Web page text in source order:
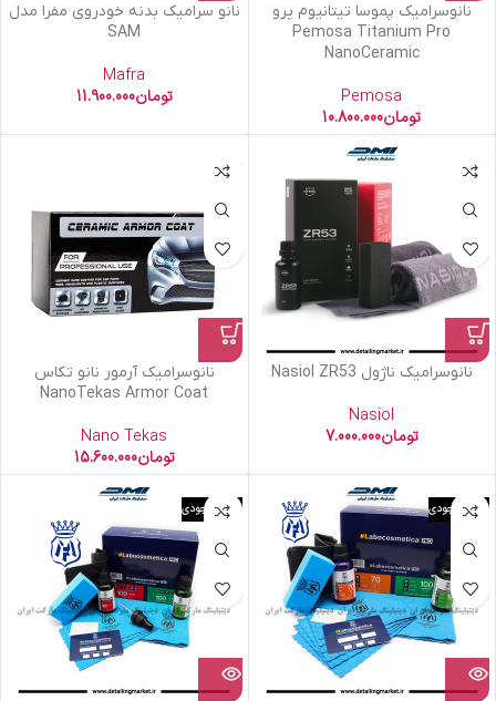
نانوسرامیک پموسا تیتانیوم پرو
Pemosa Titanium Pro
NanoCeramic
Pemosa
تومان10.800.000
نانو سرامیک بدنه خودروی مفرا مدل
SAM
Mafra
تومان11.900.000
نانوسرامیک ناژول Nasiol ZR53
Nasiol
تومان7.000.000
نانوسرامیک آرمور نانو تکاس
NanoTekas Armor Coat
Nano Tekas
تومان15.600.000
اتمام موجودی اتمام موجودی